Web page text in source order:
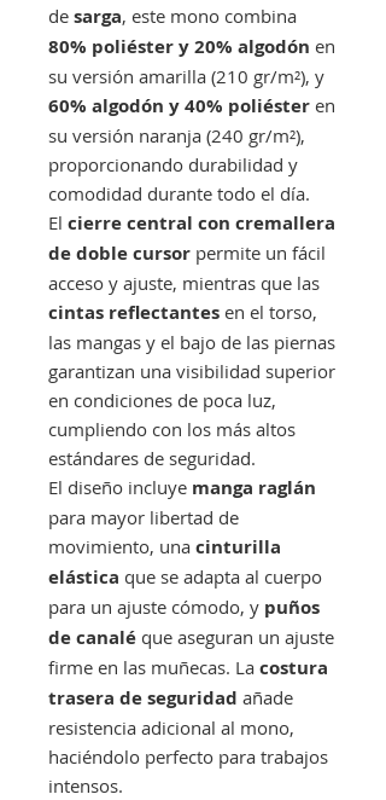
de sarga, este mono combina
80% poliéster y 20% algodón en
su versión amarilla (210 gr/m²), y
60% algodón y 40% poliéster en
su versión naranja (240 gr/m²),
proporcionando durabilidad y
comodidad durante todo el día.
El cierre central con cremallera
de doble cursor permite un fácil
acceso y ajuste, mientras que las
cintas reflectantes en el torso,
las mangas y el bajo de las piernas
garantizan una visibilidad superior
en condiciones de poca luz,
cumpliendo con los más altos
estándares de seguridad.
El diseño incluye manga raglán
para mayor libertad de
movimiento, una cinturilla
elástica que se adapta al cuerpo
para un ajuste cómodo, y puños
de canalé que aseguran un ajuste
firme en las muñecas. La costura
trasera de seguridad añade
resistencia adicional al mono,
haciéndolo perfecto para trabajos
intensos.